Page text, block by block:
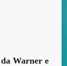
Warner e